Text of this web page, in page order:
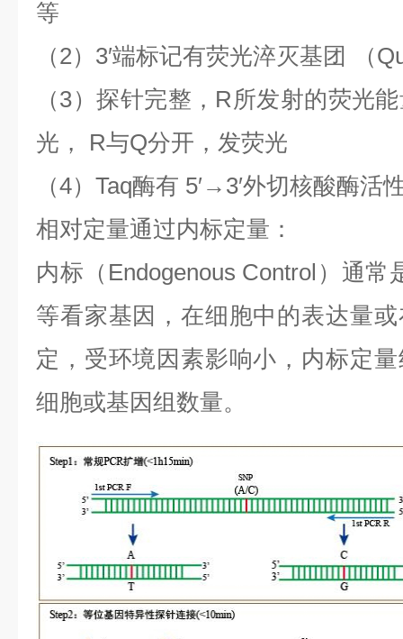
等
（2） 3′端标记有荧光淬灭基团 （
（3）探针完整， R所发射的荧光
光，
R与Q分开，发荧光
（4） Taq酶有 5′→3′外切核酸酶活
相对定量通过内标定量：
内标（ Endogenous Control ）通常
等看家基因，在细胞中的表达量
定，受环境因素影响小，内标定
细胞或基因组数量。